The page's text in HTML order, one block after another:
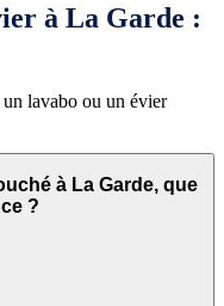
à La Garde :
lavabo ou un évier
à La Garde, que
?